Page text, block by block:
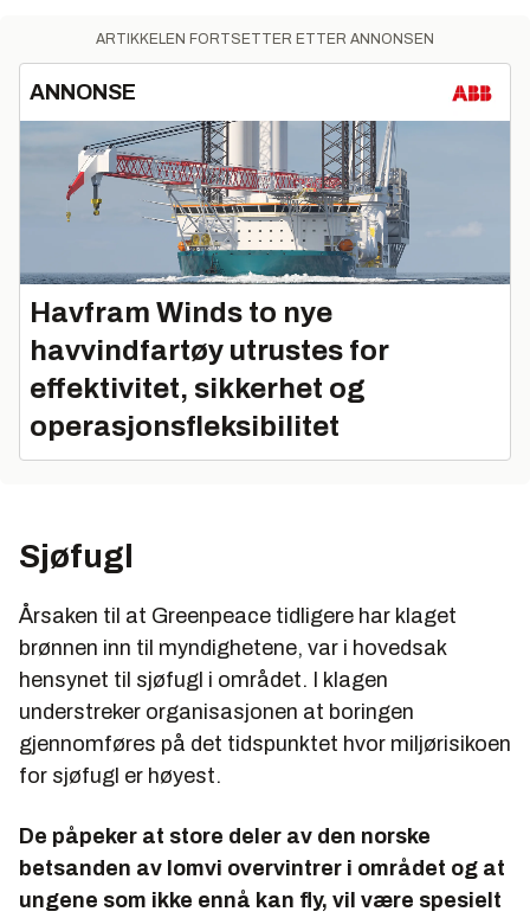
ARTIKKELEN FORTSETTER ETTER ANNONSEN
ANNONSE
Havfram Winds to nye
havvindfartøy utrustes for
effektivitet, sikkerhet og
operasjonsfleksibilitet
Sjøfugl
Årsaken til at Greenpeace tidligere har klaget
brønnen inn til myndighetene, var i hovedsak
hensynet til sjøfugl i området. I klagen
understreker organisasjonen at boringen
gjennomføres på det tidspunktet hvor miljørisikoen
for sjøfugl er høyest.
De påpeker at store deler av den norske
betsanden av lomvi overvintrer i området og at
ungene som ikke ennå kan fly, vil være spesielt